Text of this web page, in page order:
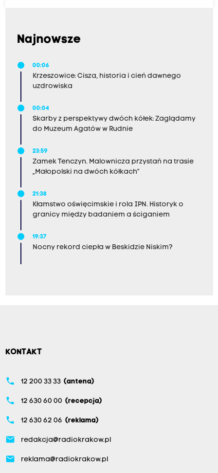
Najnowsze
00:06
Krzeszowice: Cisza, historia i cień dawnego
uzdrowiska
00:04
Skarby z perspektywy dwóch kółek: Zaglądamy
do Muzeum Agatów w Rudnie
23:59
Zamek Tenczyn. Malownicza przystań na trasie
„Małopolski na dwóch kółkach”
21:38
Kłamstwo oświęcimskie i rola IPN. Historyk o
granicy między badaniem a ściganiem
19:37
Nocny rekord ciepła w Beskidzie Niskim?
KONTAKT
phone 12 200 33 33 (antena)
phone 12 630 60 00 (recepcja)
phone 12 630 62 06 (reklama)
email redakcja@radiokrakow.pl
email reklama@radiokrakow.pl